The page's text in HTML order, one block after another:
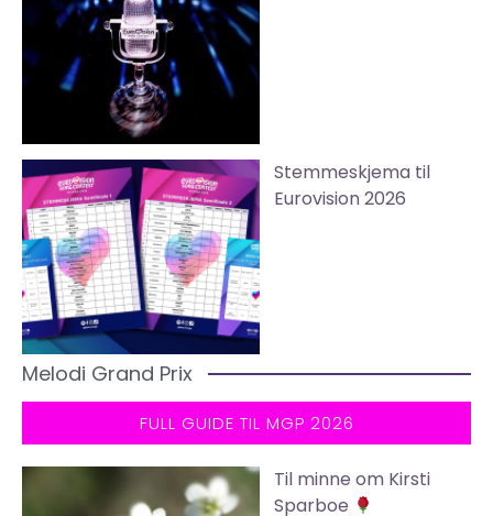
Stemmeskjema til
Eurovision 2026
Melodi Grand Prix
FULL GUIDE TIL MGP 2026
Til minne om Kirsti
Sparboe